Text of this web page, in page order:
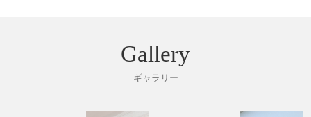
Gallery
ギャラリー